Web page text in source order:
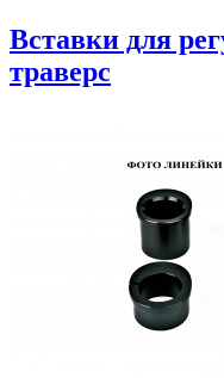
Вставки для
траверс